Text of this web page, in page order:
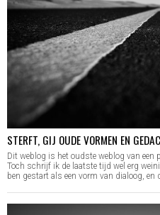
STERFT, GIJ OUDE VORMEN EN
Dit weblog is het oudste weblog van
Toch schrijf ik de laatste tijd wel erg
ben gestart als een vorm van dialoog, en